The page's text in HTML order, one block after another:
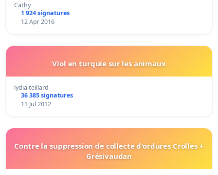
Cathy
1 924 signatures
12 Apr 2016
Viol en turquie sur les animaux
lydia teillard
36 385 signatures
11 Jul 2012
Contre la suppression de collecte d'ordures Crolles +
Grésivaudan